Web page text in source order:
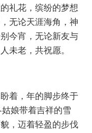
礼花，缤纷的梦想
无论天涯海角，神
今宵，无论新友与
未老，共祝愿。
着，年的脚步终于
娘带着吉祥的雪
，迈着轻盈的步伐